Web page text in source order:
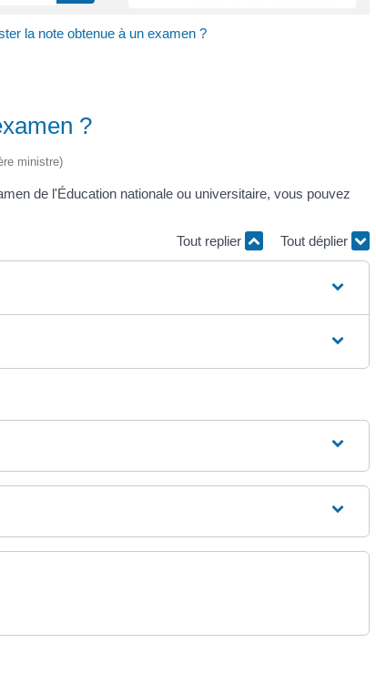
la note obtenue à un examen ?
?
ministre)
de l'Éducation nationale ou universitaire, vous pouvez
Tout replier
Tout déplier